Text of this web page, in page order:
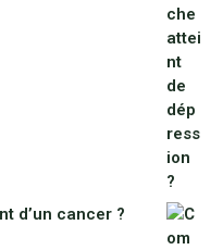
d’un cancer ?